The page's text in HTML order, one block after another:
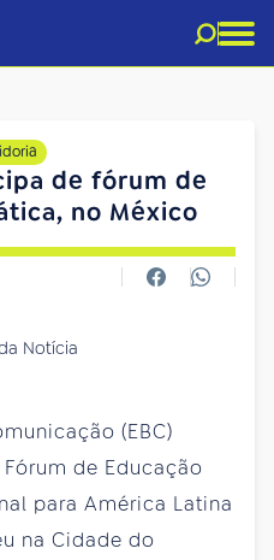
de fórum de
no México
(EBC)
de Educação
para América Latina
na Cidade do